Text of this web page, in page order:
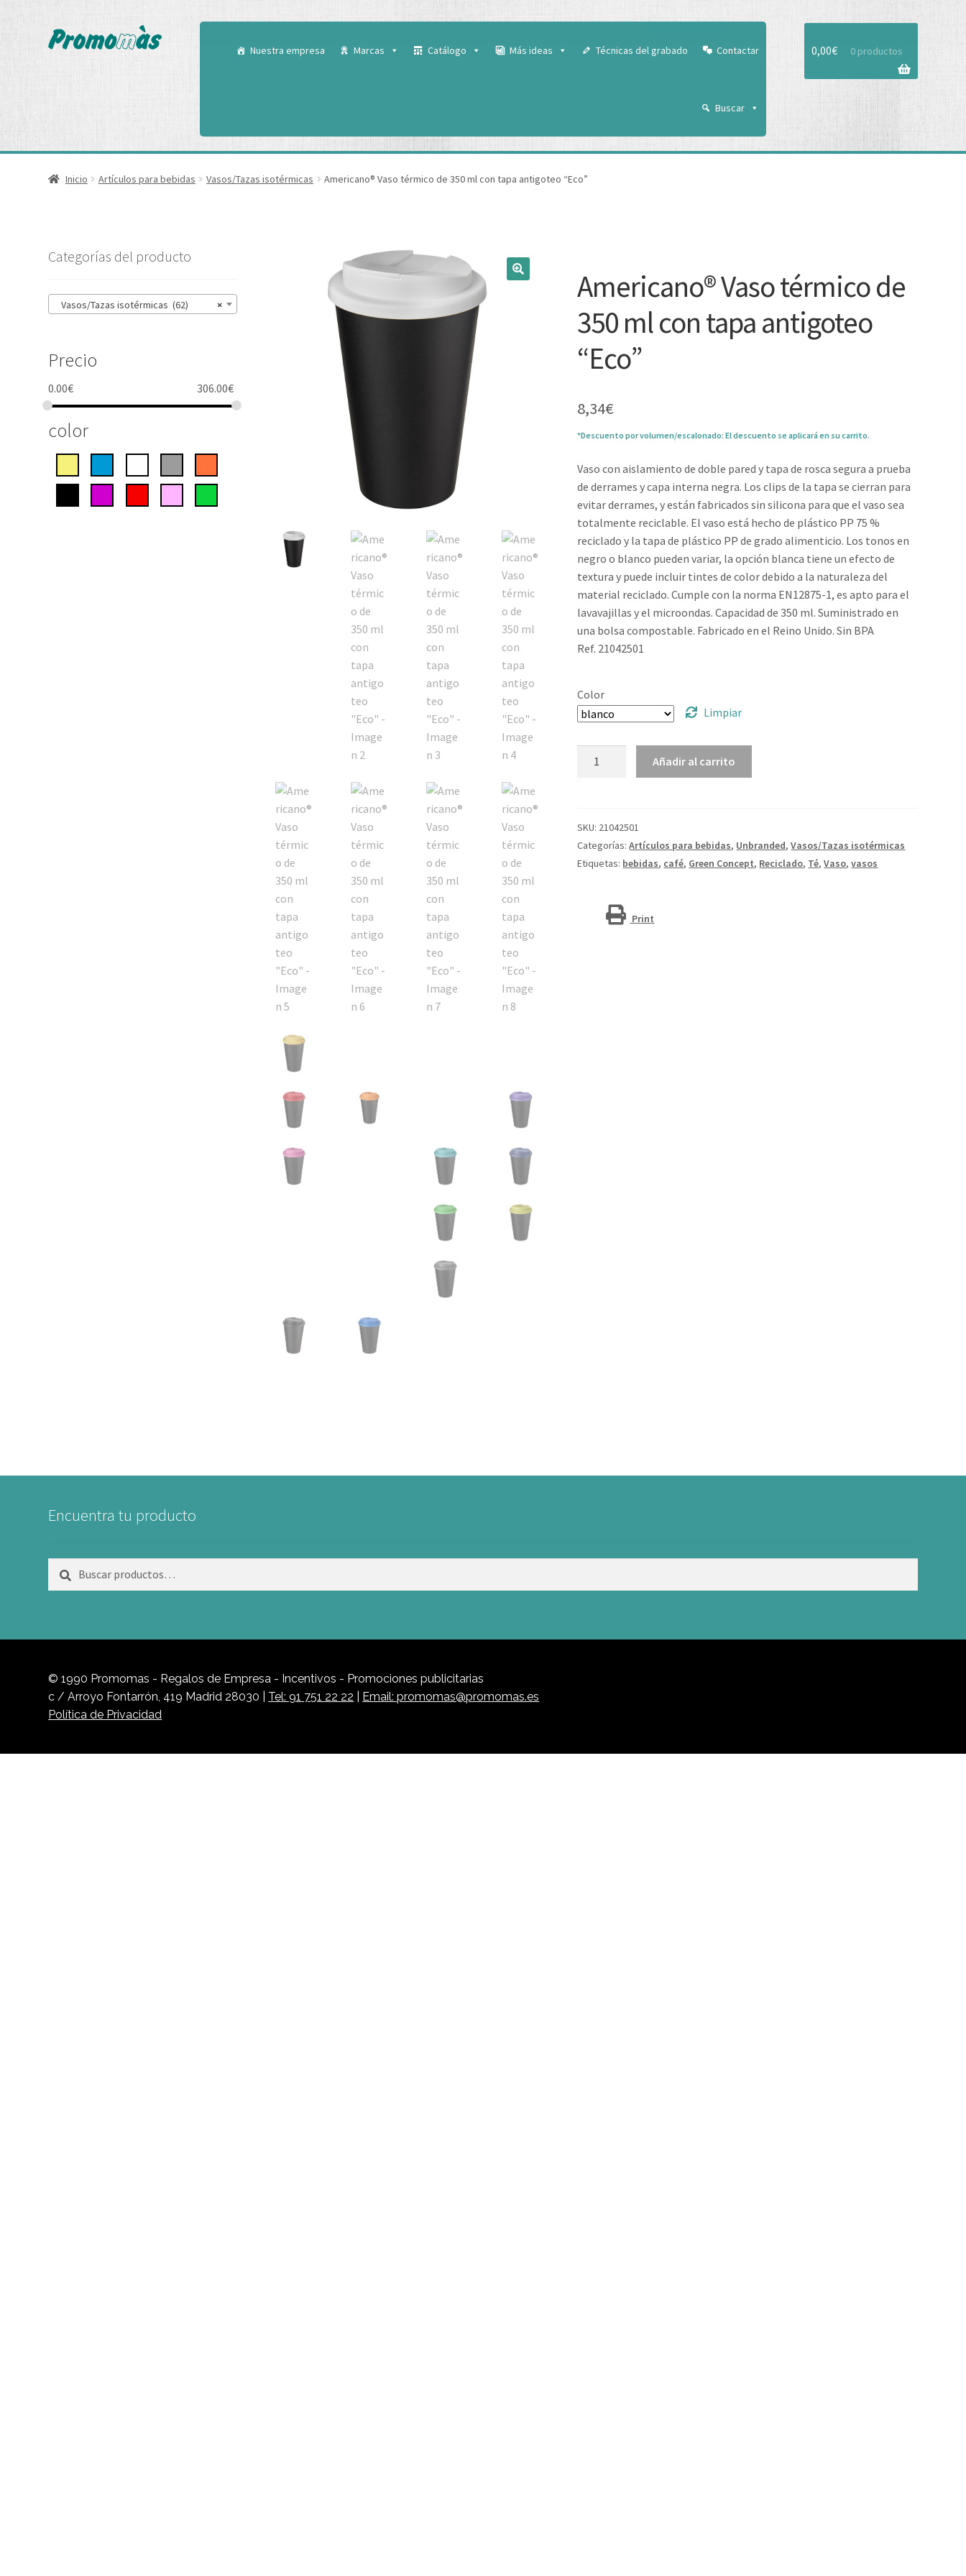
Nuestra empresa Marcas Catálogo Más ideas Técnicas del grabado Contactar
Buscar
0,00€ 0 productos
Inicio Artículos para bebidas Vasos/Tazas isotérmicas Americano® Vaso térmico de 350 ml con tapa antigoteo “Eco”
Americano® Vaso térmico de
350 ml con tapa antigoteo
“Eco”
8,34€
*Descuento por volumen/escalonado: El descuento se aplicará en su carrito.
Vaso con aislamiento de doble pared y tapa de rosca segura a prueba
de derrames y capa interna negra. Los clips de la tapa se cierran para
evitar derrames, y están fabricados sin silicona para que el vaso sea
totalmente reciclable. El vaso está hecho de plástico PP 75 %
reciclado y la tapa de plástico PP de grado alimenticio. Los tonos en
negro o blanco pueden variar, la opción blanca tiene un efecto de
textura y puede incluir tintes de color debido a la naturaleza del
material reciclado. Cumple con la norma EN12875-1, es apto para el
lavavajillas y el microondas. Capacidad de 350 ml. Suministrado en
una bolsa compostable. Fabricado en el Reino Unido. Sin BPA
Ref. 21042501
Color
Limpiar
350
ml
con
Añadir al carrito
SKU: 21042501
Categorías:Artículos para bebidas, Unbranded,Vasos/Tazas isotérmicas
Etiquetas: bebidas, café, Green Concept, Reciclado, Té,Vaso,vasos
Print
Categorías del producto
×
Vasos/Tazas isotérmicas (62)
Precio
0.00€ 306.00€
color
Encuentra tu producto
Aceptar